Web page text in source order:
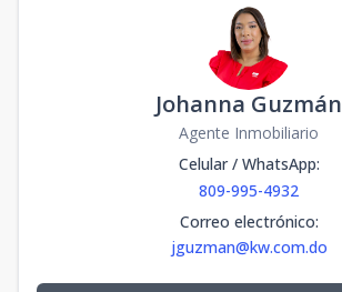
Johanna Guzmán
Agente Inmobiliario
Celular / WhatsApp:
809-995-4932
Correo electrónico:
jguzman@kw.com.do